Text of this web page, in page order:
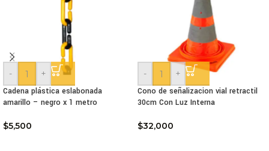
-
+
Cadena plástica eslabonada
amarillo – negro x 1 metro
$5,500
-
+
Cono de señalizacion vial retractil
30cm Con Luz Interna
$32,000